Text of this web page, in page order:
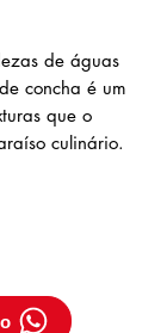
de águas
concha é um
que o
culinário.